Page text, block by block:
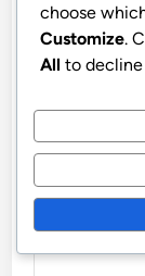
abrumar los
choose
Customize.
All to